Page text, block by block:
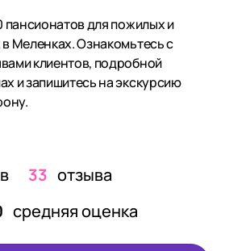
для пожилых и
Меленках. Ознакомьтесь с
клиентов, подробной
и запишитесь на экскурсию
33 отзыва
средняя оценка